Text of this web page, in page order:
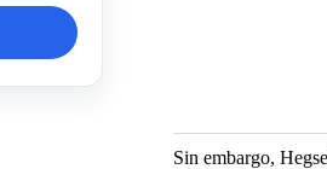
Sin embargo,